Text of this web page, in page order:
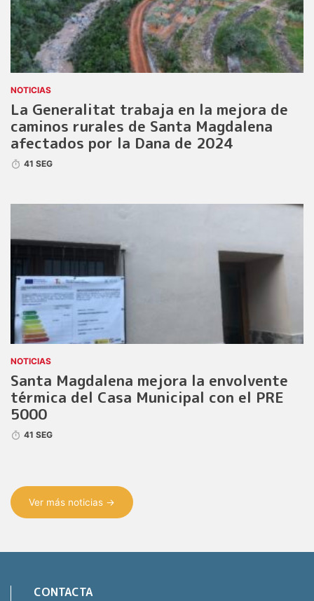
NOTICIAS
La Generalitat trabaja en la mejora de
caminos rurales de Santa Magdalena
afectados por la Dana de 2024
41 SEG
NOTICIAS
Santa Magdalena mejora la envolvente
térmica del Casa Municipal con el PRE
5000
41 SEG
Ver más noticias →
CONTACTA